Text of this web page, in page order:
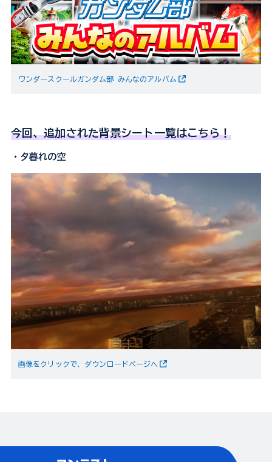
ワンダースクールガンダム部 みんなのアルバム
今回、追加された背景シート一覧はこちら！
・夕暮れの空
画像をクリックで、ダウンロードページへ